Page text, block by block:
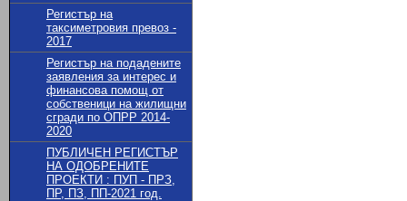
Регистър на
таксиметровия превоз -
2017
Регистър на подадените
заявления за интерес и
финансова помощ от
собственици на жилищни
сгради по ОПРР 2014-
2020
ПУБЛИЧЕН РЕГИСТЪР
НА ОДОБРЕНИТЕ
ПРОЕКТИ : ПУП - ПРЗ,
ПР, ПЗ, ПП-2021 год.